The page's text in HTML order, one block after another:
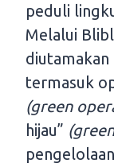
peduli
Melalui
diutamakan
termasuk
(green
hijau” (